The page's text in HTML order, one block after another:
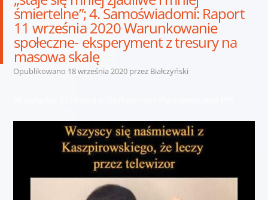
śmiertelne”; 4. Samoświadomi: Raport
11 września 2020 Warunkowanie
społeczne- eksperyment z tresury na
masowa skalę
Opublikowano 18 września 2020przez Białczyński